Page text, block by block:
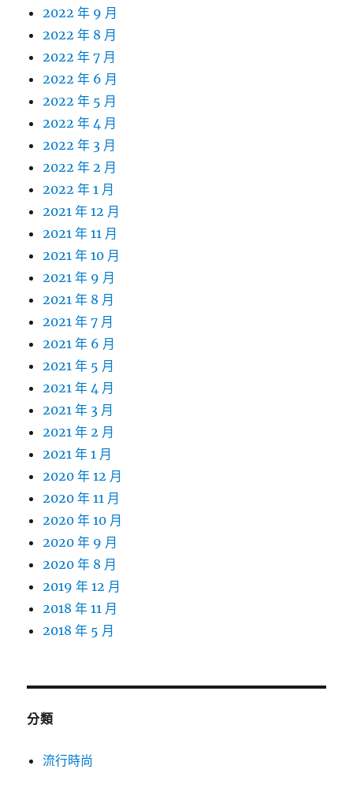
2022 年 9 月
2022 年 8 月
2022 年 7 月
2022 年 6 月
2022 年 5 月
2022 年 4 月
2022 年 3 月
2022 年 2 月
2022 年 1 月
2021 年 12 月
2021 年 11 月
2021 年 10 月
2021 年 9 月
2021 年 8 月
2021 年 7 月
2021 年 6 月
2021 年 5 月
2021 年 4 月
2021 年 3 月
2021 年 2 月
2021 年 1 月
2020 年 12 月
2020 年 11 月
2020 年 10 月
2020 年 9 月
2020 年 8 月
2019 年 12 月
2018 年 11 月
2018 年 5 月
分類
流行時尚